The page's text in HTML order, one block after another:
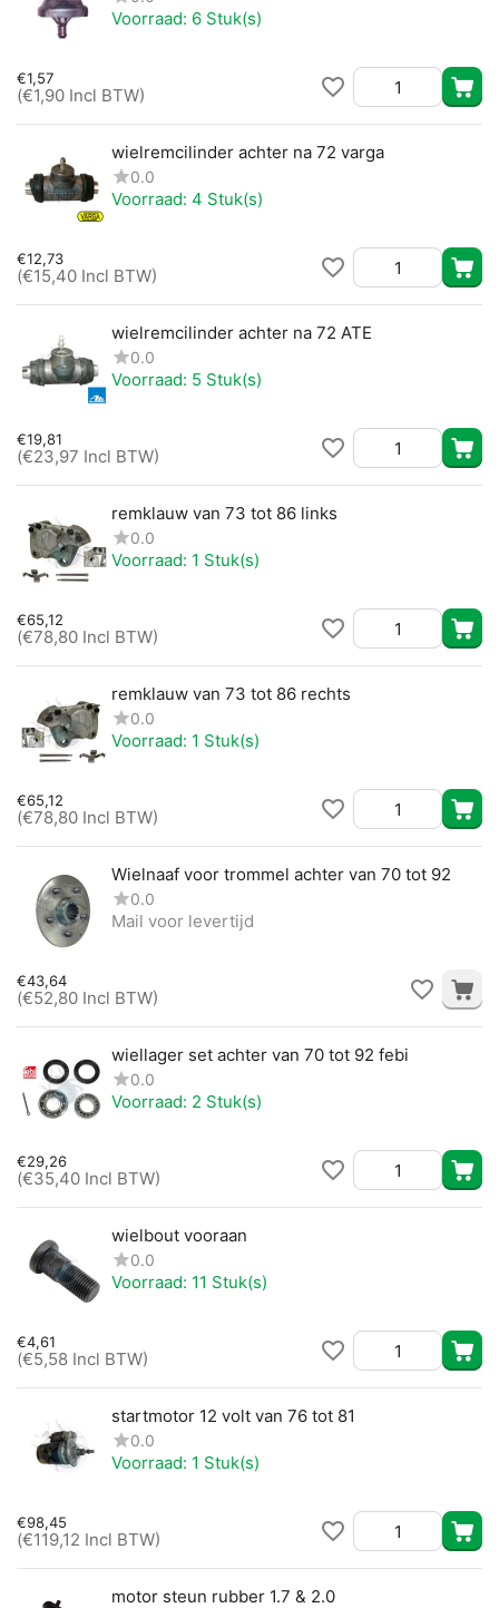
Voorraad: 6 Stuk(s)
€1,57
(€1,90 Incl BTW)
wielremcilinder achter na 72 varga
0.0
Voorraad: 4 Stuk(s)
€12,73
(€15,40 Incl BTW)
wielremcilinder achter na 72 ATE
0.0
Voorraad: 5 Stuk(s)
€19,81
(€23,97 Incl BTW)
remklauw van 73 tot 86 links
0.0
Voorraad: 1 Stuk(s)
€65,12
(€78,80 Incl BTW)
remklauw van 73 tot 86 rechts
0.0
Voorraad: 1 Stuk(s)
€65,12
(€78,80 Incl BTW)
Wielnaaf voor trommel achter van 70 tot 92
0.0
Mail voor levertijd
€43,64
(€52,80 Incl BTW)
wiellager set achter van 70 tot 92 febi
0.0
Voorraad: 2 Stuk(s)
€29,26
(€35,40 Incl BTW)
wielbout vooraan
0.0
Voorraad: 11 Stuk(s)
€4,61
(€5,58 Incl BTW)
startmotor 12 volt van 76 tot 81
0.0
Voorraad: 1 Stuk(s)
€98,45
(€119,12 Incl BTW)
motor steun rubber 1.7 & 2.0